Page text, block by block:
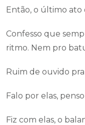
Então, o último ato
Confesso que
ritmo. Nem pro
Ruim de ouvido
Falo por elas,
Fiz com elas, o